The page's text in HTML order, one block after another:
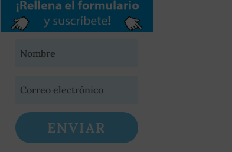
ENVIAR